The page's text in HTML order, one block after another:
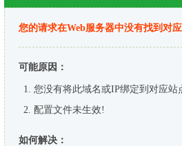
您的请求在Web服务器中没有找到对
可能原因：
您没有将此域名或IP绑定到对应站
配置文件未生效!
如何解决：